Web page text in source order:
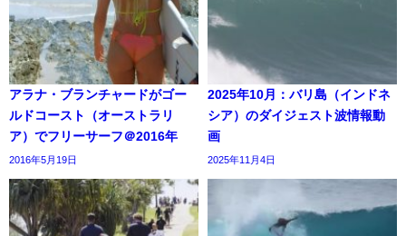
アラナ・ブランチャードがゴー
ルドコースト（オーストラリ
ア）でフリーサーフ＠2016年
2016年5月19日
2025年10月：バリ島（インドネ
シア）のダイジェスト波情報動
画
2025年11月4日